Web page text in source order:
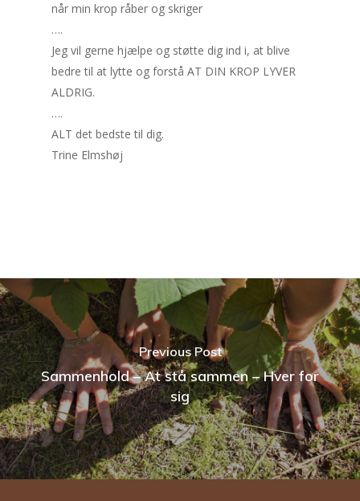
når min krop råber og skriger
….
Jeg vil gerne hjælpe og støtte dig ind i, at blive
bedre til at lytte og forstå AT DIN KROP LYVER
ALDRIG.
….
ALT det bedste til dig.
Trine Elmshøj
Previous Post
Sammenhold – At stå sammen – Hver for
sig